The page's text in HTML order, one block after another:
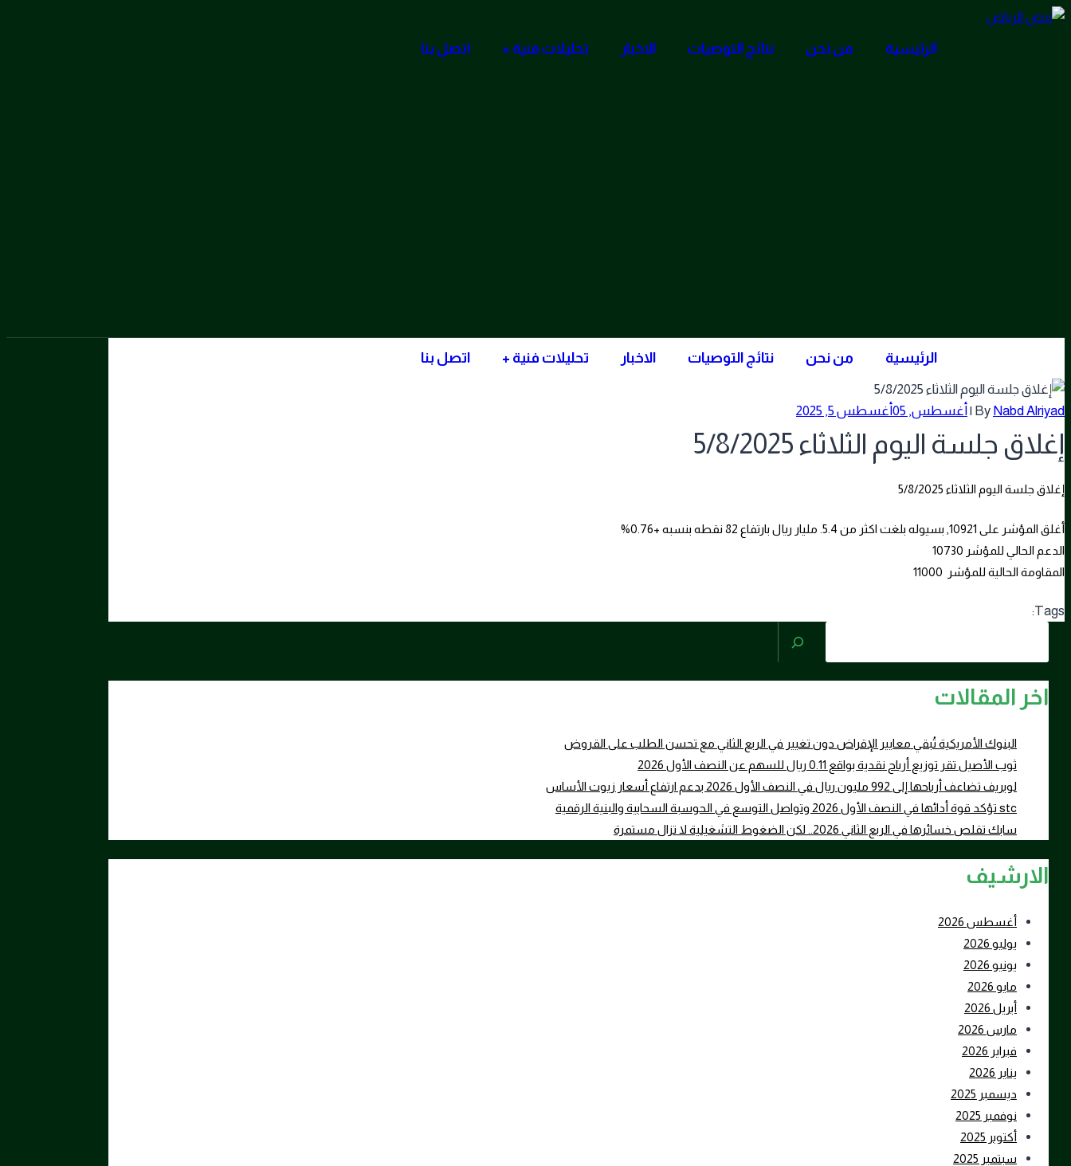
Skip
الرئيسية من نحن نتائج التوصيات الاخبار تحليلات فنية اتصل بنا
الرئيسية من نحن نتائج التوصيات الاخبار تحليلات فنية اتصل بنا
By Nabd Alriyad
|أغسطس, 05 أغسطس 5, 2025
إغلاق جلسة اليوم الثلاثاء 5/8/2025
إغلاق جلسة اليوم الثلاثاء 5/8/2025
أغلق المؤشر على 10921, بسيوله بلغت اكثر من 5.4. مليار ريال بارتفاع 82 نقطه بنسبه +0.76%
الدعم الحالي للمؤشر 10730
المقاومة الحالية للمؤشر 11000
Tags:
اخر المقالات
البنوك الأمريكية تُبقي معايير الإقراض دون تغيير في الربع الثاني مع تحسن الطلب على القروض
ثوب الأصيل تقر توزيع أرباح نقدية بواقع 0.11 ريال للسهم عن النصف الأول 2026
لوبريف تضاعف أرباحها إلى 992 مليون ريال في النصف الأول 2026 بدعم ارتفاع أسعار زيوت الأساس
stc تؤكد قوة أدائها في النصف الأول 2026 وتواصل التوسع في الحوسبة السحابية والبنية الرقمية
سابك تقلص خسائرها في الربع الثاني 2026.. لكن الضغوط التشغيلية لا تزال مستمرة
الارشيف
أغسطس 2026
يوليو 2026
يونيو 2026
مايو 2026
أبريل 2026
مارس 2026
فبراير 2026
يناير 2026
ديسمبر 2025
نوفمبر 2025
أكتوبر 2025
سبتمبر 2025